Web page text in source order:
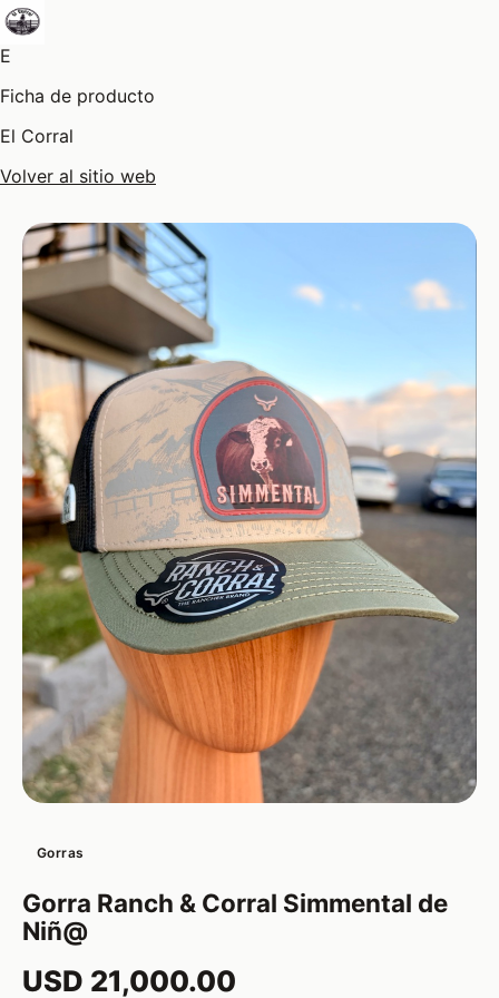
E
Ficha de producto
El Corral
Volver al sitio web
Gorras
Gorra Ranch & Corral Simmental de
Niñ@
USD 21,000.00